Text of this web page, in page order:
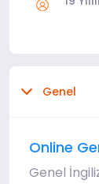
Genel
Online
Genel